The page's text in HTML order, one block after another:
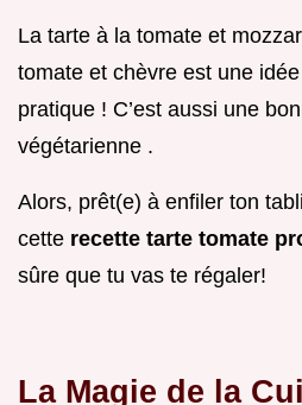
La tarte à la tomate et
tomate et chèvre est une
pratique ! C’est aussi une
végétarienne .
Alors, prêt(e) à enfiler ton
cette recette tarte tomate
sûre que tu vas te régaler!
La Magie de la